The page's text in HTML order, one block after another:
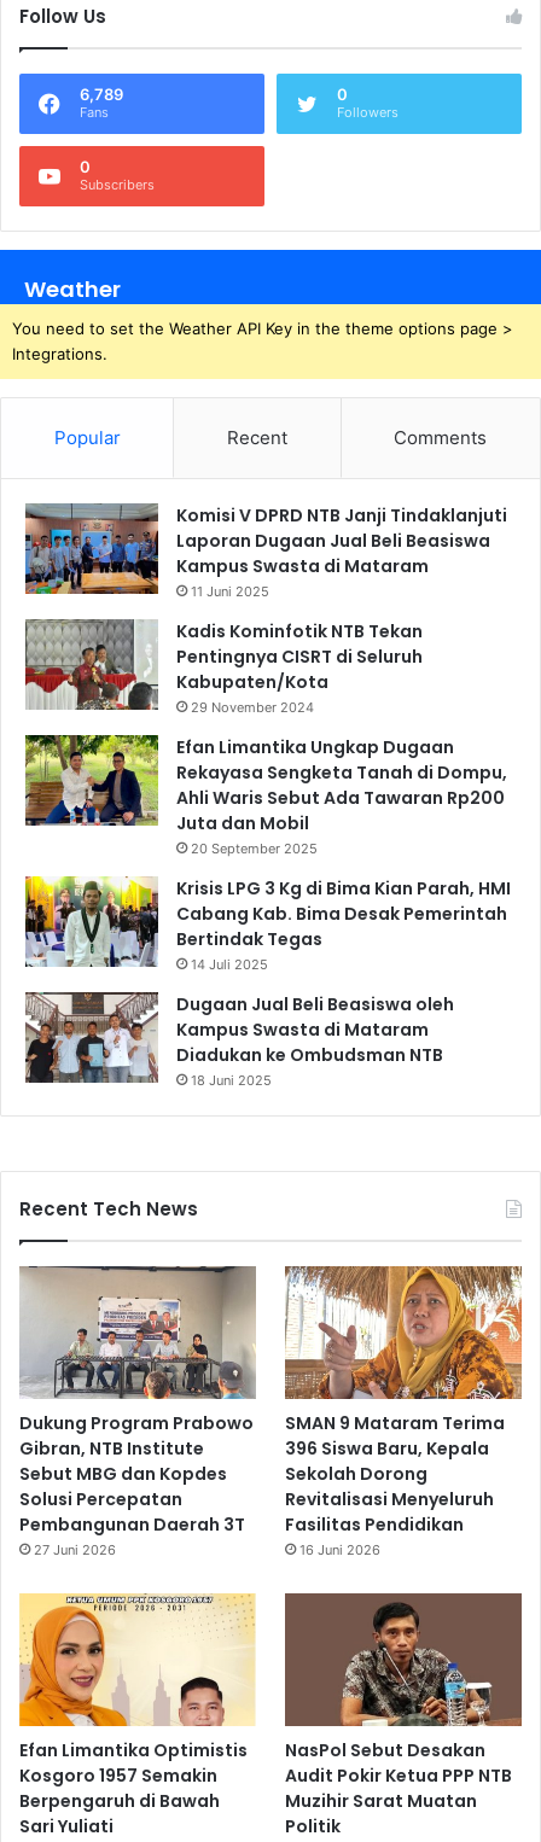
Follow Us
6,789
Fans
0
Followers
0
Subscribers
Weather
You need to set the Weather API Key in the theme options page >
Integrations.
Popular Recent Comments
Komisi V DPRD NTB Janji Tindaklanjuti
Laporan Dugaan Jual Beli Beasiswa
Kampus Swasta di Mataram
11 Juni 2025
Kadis Kominfotik NTB Tekan
Pentingnya CISRT di Seluruh
Kabupaten/Kota
29 November 2024
Efan Limantika Ungkap Dugaan
Rekayasa Sengketa Tanah di Dompu,
Ahli Waris Sebut Ada Tawaran Rp200
Juta dan Mobil
20 September 2025
Krisis LPG 3 Kg di Bima Kian Parah, HMI
Cabang Kab. Bima Desak Pemerintah
Bertindak Tegas
14 Juli 2025
Dugaan Jual Beli Beasiswa oleh
Kampus Swasta di Mataram
Diadukan ke Ombudsman NTB
18 Juni 2025
Recent Tech News
Dukung Program Prabowo
Gibran, NTB Institute
Sebut MBG dan Kopdes
Solusi Percepatan
Pembangunan Daerah 3T
27 Juni 2026
SMAN 9 Mataram Terima
396 Siswa Baru, Kepala
Sekolah Dorong
Revitalisasi Menyeluruh
Fasilitas Pendidikan
16 Juni 2026
Efan Limantika Optimistis
Kosgoro 1957 Semakin
Berpengaruh di Bawah
Sari Yuliati
NasPol Sebut Desakan
Audit Pokir Ketua PPP NTB
Muzihir Sarat Muatan
Politik